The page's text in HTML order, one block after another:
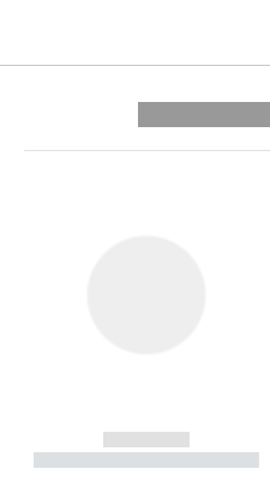
------------
----------- ----------- --------